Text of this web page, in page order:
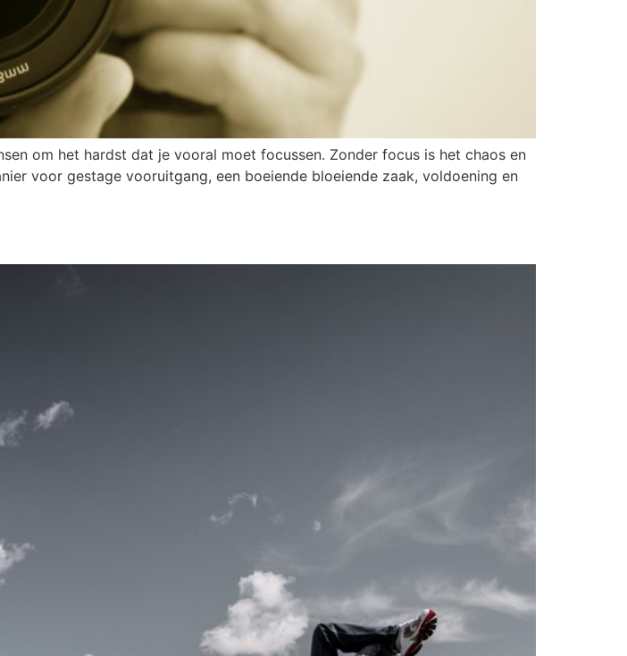
om het hardst dat je vooral moet focussen. Zonder focus is het chaos en
voor gestage vooruitgang, een boeiende bloeiende zaak, voldoening en